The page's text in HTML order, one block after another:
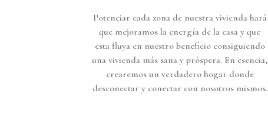
Potenciar cada zona de nuestra vivienda hará
que mejoramos la energía de la casa y que
esta fluya en nuestro beneficio consiguiendo
una vivienda más sana y próspera. En esencia,
crearemos un verdadero hogar donde
desconectar y conectar con nosotros mismos.